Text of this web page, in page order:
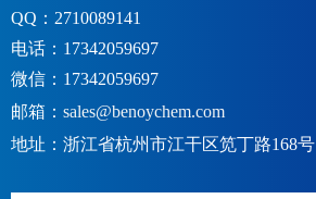
QQ：2710089141
电话：17342059697
微信：17342059697
邮箱： sales@benoychem.com
地址：浙江省杭州市江干区笕丁路168号